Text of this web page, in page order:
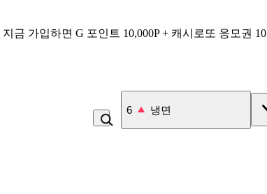
지금 가입하면 G 포인트 10,000P + 캐시로또 응모권
7 김치